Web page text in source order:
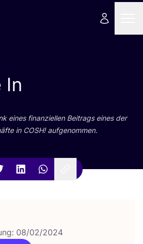
In
eines finan­zi­el­len Bei­trags eines der
in COSH! aufgenommen.
08/02/2024